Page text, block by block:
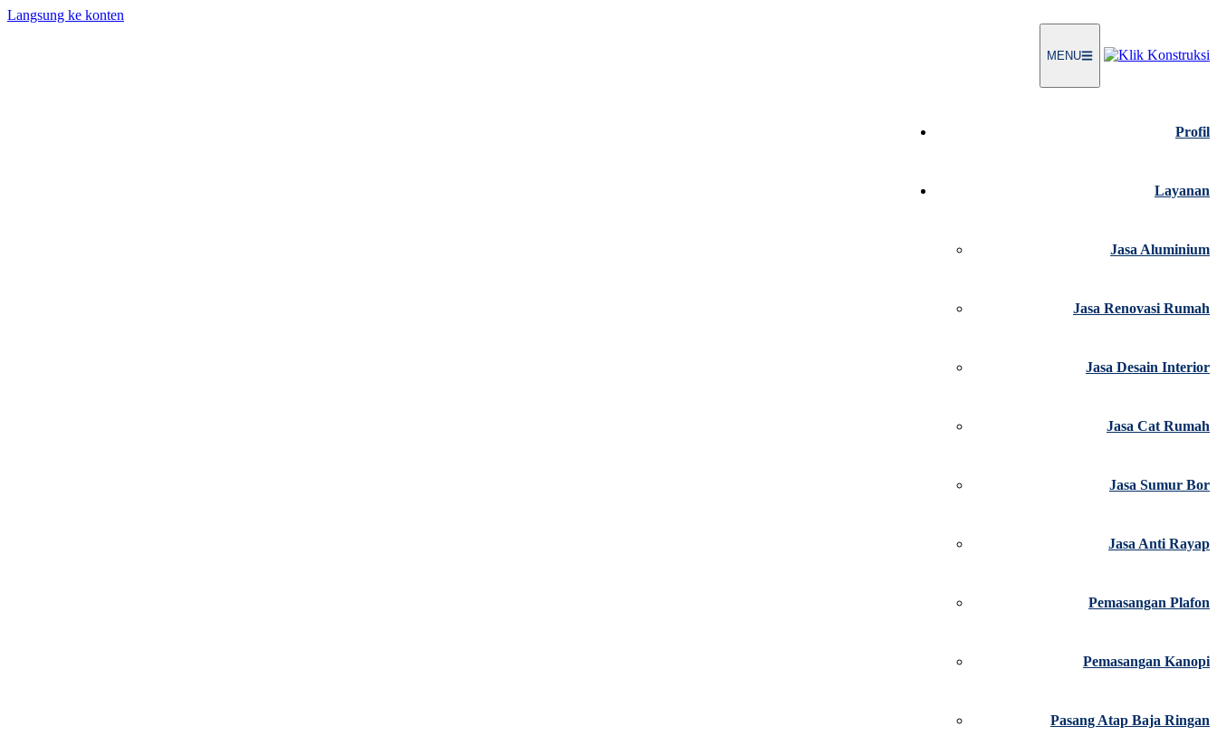
Langsung ke konten
MENU
Profil
Layanan
Jasa Aluminium
Jasa Renovasi Rumah
Jasa Desain Interior
Jasa Cat Rumah
Jasa Sumur Bor
Jasa Anti Rayap
Pemasangan Plafon
Pemasangan Kanopi
Pasang Atap Baja Ringan